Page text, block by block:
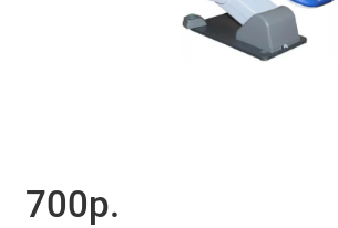
700р.